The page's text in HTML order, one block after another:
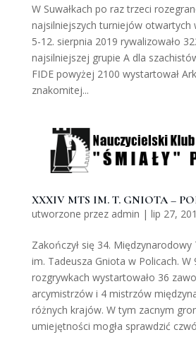
W Suwałkach po raz trzeci
najsilniejszych turniejów otwartych
5-12. sierpnia 2019 rywalizowało
najsilniejszej grupie A dla
FIDE powyżej 2100 wystartował
znakomitej...
XXXIV MTS IM. T. GNIOTA –
utworzone przez admin | lip 27,
Zakończył się 34.
im. Tadeusza Gniota w Policach. W
rozgrywkach wystartowało 36
arcymistrzów i 4 mistrzów
różnych krajów. W tym zacnym
umiejętności mogła sprawdzić